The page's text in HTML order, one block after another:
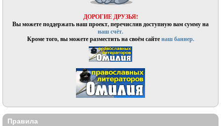
ДОРОГИЕ ДРУЗЬЯ!
Вы можете поддержать наш проект, перечислив доступную вам сумму на
наш счёт.
Кроме того, вы можете разместить на своём сайтенаш баннер.
Правила